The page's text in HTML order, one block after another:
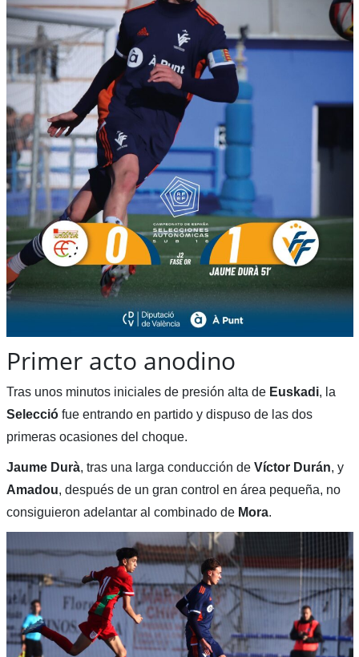
Primer acto anodino
Tras unos minutos iniciales de presión alta de Euskadi, la
Selecciófue entrando en partido y dispuso de las dos
primeras ocasiones del choque.
Jaume Durà, tras una larga conducción de Víctor Durán, y
Amadou, después de un gran control en área pequeña, no
consiguieron adelantar al combinado de Mora.